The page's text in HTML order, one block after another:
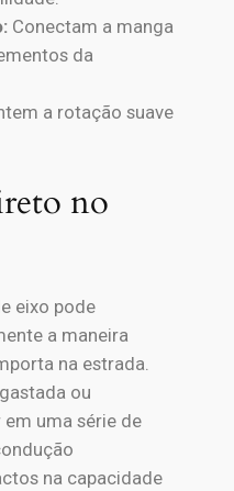
Conectam a manga
da
a rotação suave
no
eixo pode
a maneira
na estrada.
ou
uma série de
na capacidade